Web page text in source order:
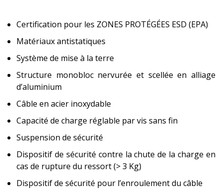
Certification pour les ZONES PROTÉGÉES ESD (EPA)
Matériaux antistatiques
Système de mise à la terre
Structure monobloc nervurée et scellée en alliage
d’aluminium
Câble en acier inoxydable
Capacité de charge réglable par vis sans fin
Suspension de sécurité
Dispositif de sécurité contre la chute de la charge en
cas de rupture du ressort (> 3 Kg)
Dispositif de sécurité pour l’enroulement du câble